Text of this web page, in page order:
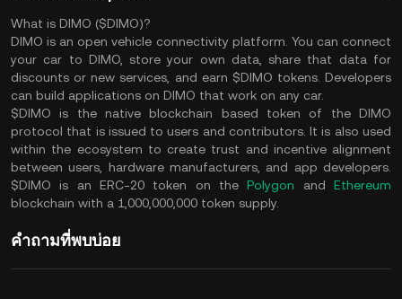
What is DIMO ($DIMO)?
DIMO is an open vehicle connectivity platform. You can connect
your car to DIMO, store your own data, share that data for
discounts or new services, and earn $DIMO tokens. Developers
can build applications on DIMO that work on any car.
$DIMO is the native blockchain based token of the DIMO
protocol that is issued to users and contributors. It is also used
within the ecosystem to create trust and incentive alignment
between users, hardware manufacturers, and app developers.
$DIMO is an ERC-20 token on thePolygon andEthereum
blockchain with a 1,000,000,000 token supply.
คำถามที่พบบ่อย